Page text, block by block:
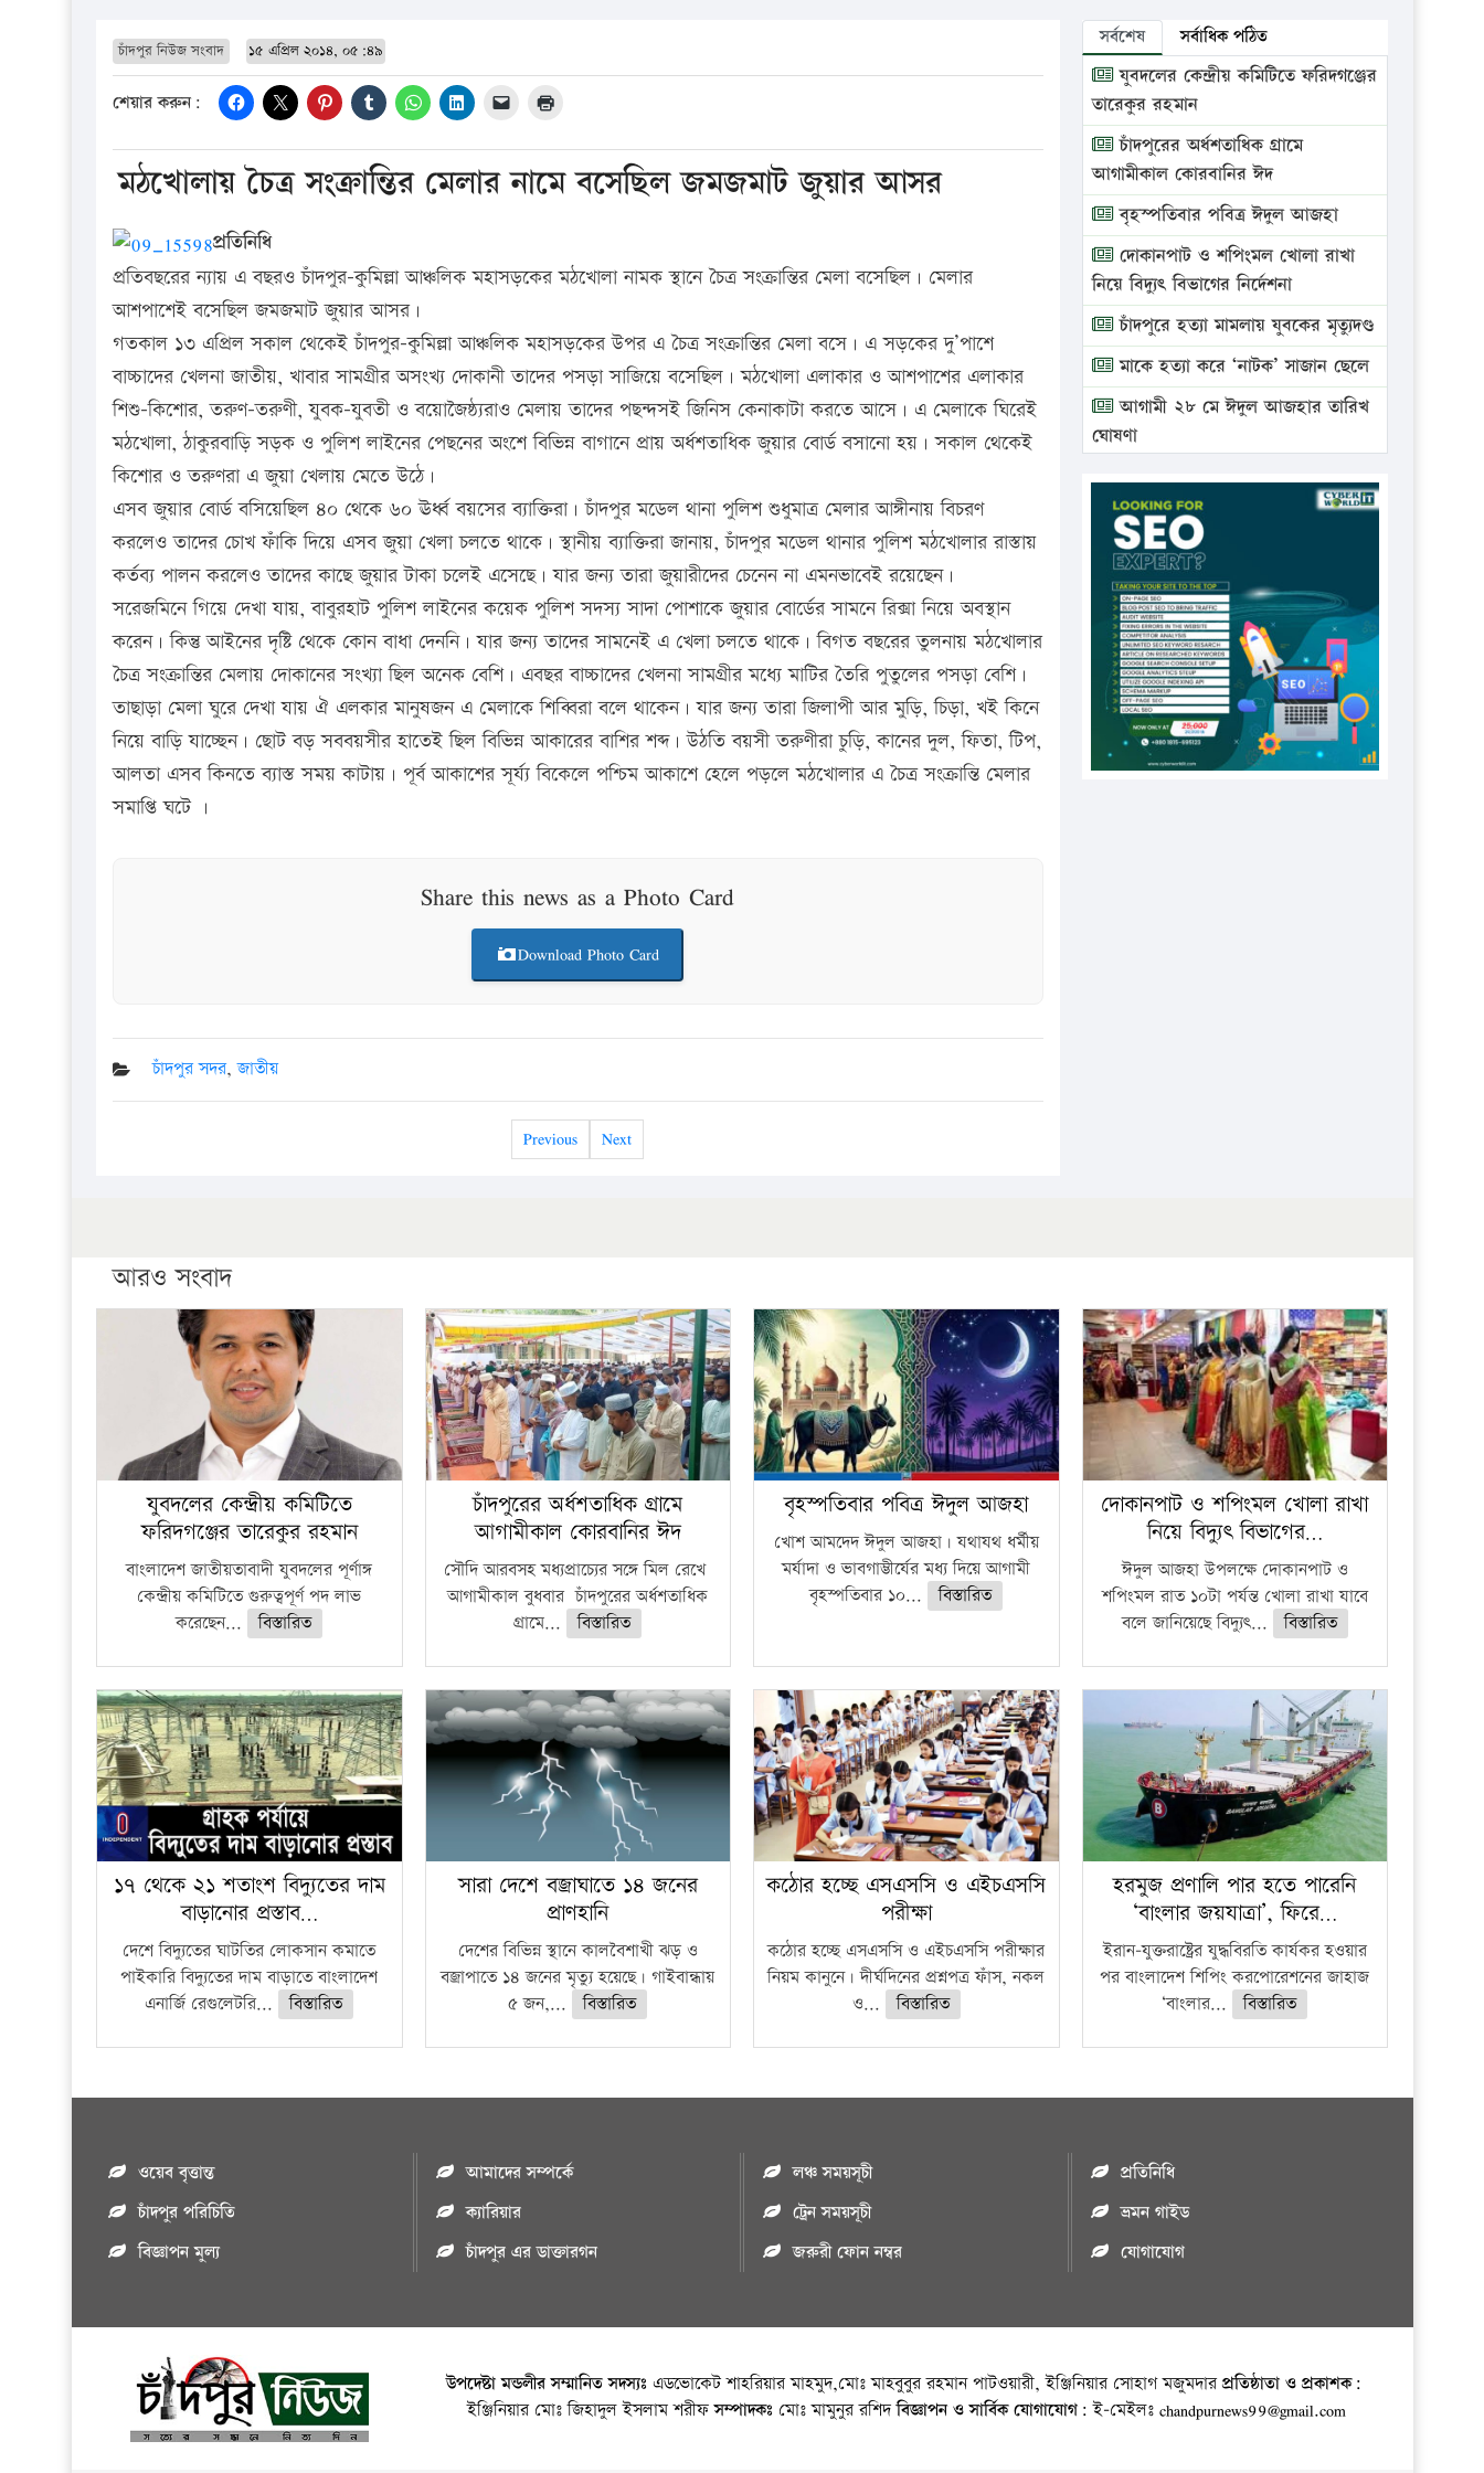
চাঁদপুর নিউজ সংবাদ ১৫ এপ্রিল ২০১৪, ০৫:৪৯
শেয়ার করুন:
মঠখোলায় চৈত্র সংক্রান্তির মেলার নামে বসেছিল জমজমাট জুয়ার আসর
প্রতিনিধি
প্রতিবছরের ন্যায় এ বছরও চাঁদপুর-কুমিল্লা আঞ্চলিক মহাসড়কের মঠখোলা নামক স্থানে চৈত্র সংক্রান্তির মেলা বসেছিল। মেলার
আশপাশেই বসেছিল জমজমাট জুয়ার আসর।
গতকাল ১৩ এপ্রিল সকাল থেকেই চাঁদপুর-কুমিল্লা আঞ্চলিক মহাসড়কের উপর এ চৈত্র সংক্রান্তির মেলা বসে। এ সড়কের দু’পাশে
বাচ্চাদের খেলনা জাতীয়, খাবার সামগ্রীর অসংখ্য দোকানী তাদের পসড়া সাজিয়ে বসেছিল। মঠখোলা এলাকার ও আশপাশের এলাকার
শিশু-কিশোর, তরুণ-তরুণী, যুবক-যুবতী ও বয়োজৈষ্ঠ্যরাও মেলায় তাদের পছন্দসই জিনিস কেনাকাটা করতে আসে। এ মেলাকে ঘিরেই
মঠখোলা, ঠাকুরবাড়ি সড়ক ও পুলিশ লাইনের পেছনের অংশে বিভিন্ন বাগানে প্রায় অর্ধশতাধিক জুয়ার বোর্ড বসানো হয়। সকাল থেকেই
কিশোর ও তরুণরা এ জুয়া খেলায় মেতে উঠে।
এসব জুয়ার বোর্ড বসিয়েছিল ৪০ থেকে ৬০ ঊর্ধ্ব বয়সের ব্যাক্তিরা। চাঁদপুর মডেল থানা পুলিশ শুধুমাত্র মেলার আঙ্গীনায় বিচরণ
করলেও তাদের চোখ ফাঁকি দিয়ে এসব জুয়া খেলা চলতে থাকে। স্থানীয় ব্যাক্তিরা জানায়, চাঁদপুর মডেল থানার পুলিশ মঠখোলার রাস্তায়
কর্তব্য পালন করলেও তাদের কাছে জুয়ার টাকা চলেই এসেছে। যার জন্য তারা জুয়ারীদের চেনেন না এমনভাবেই রয়েছেন।
সরেজমিনে গিয়ে দেখা যায়, বাবুরহাট পুলিশ লাইনের কয়েক পুলিশ সদস্য সাদা পোশাকে জুয়ার বোর্ডের সামনে রিক্সা নিয়ে অবস্থান
করেন। কিন্তু আইনের দৃষ্টি থেকে কোন বাধা দেননি। যার জন্য তাদের সামনেই এ খেলা চলতে থাকে। বিগত বছরের তুলনায় মঠখোলার
চৈত্র সংক্রান্তির মেলায় দোকানের সংখ্যা ছিল অনেক বেশি। এবছর বাচ্চাদের খেলনা সামগ্রীর মধ্যে মাটির তৈরি পুতুলের পসড়া বেশি।
তাছাড়া মেলা ঘুরে দেখা যায় ঐ এলকার মানুষজন এ মেলাকে শিব্বিরা বলে থাকেন। যার জন্য তারা জিলাপী আর মুড়ি, চিড়া, খই কিনে
নিয়ে বাড়ি যাচ্ছেন। ছোট বড় সববয়সীর হাতেই ছিল বিভিন্ন আকারের বাশির শব্দ। উঠতি বয়সী তরুণীরা চুড়ি, কানের দুল, ফিতা, টিপ,
আলতা এসব কিনতে ব্যাস্ত সময় কাটায়। পূর্ব আকাশের সূর্য্য বিকেলে পশ্চিম আকাশে হেলে পড়লে মঠখোলার এ চৈত্র সংক্রান্তি মেলার
সমাপ্তি ঘটে ।
Share this news as a Photo Card
Download Photo Card
চাঁদপুর সদর,জাতীয়
Previous Next
সর্বশেষ সর্বাধিক পঠিত
যুবদলের কেন্দ্রীয় কমিটিতে ফরিদগঞ্জের
তারেকুর রহমান
চাঁদপুরের অর্ধশতাধিক গ্রামে
আগামীকাল কোরবানির ঈদ
বৃহস্পতিবার পবিত্র ঈদুল আজহা
দোকানপাট ও শপিংমল খোলা রাখা
নিয়ে বিদ্যুৎ বিভাগের নির্দেশনা
চাঁদপুরে হত্যা মামলায় যুবকের মৃত্যুদণ্ড
মাকে হত্যা করে ‘নাটক’ সাজান ছেলে
আগামী ২৮ মে ঈদুল আজহার তারিখ
ঘোষণা
ভ্রাম্যমাণ আদালতে দুইটি প্রতিষ্ঠানকে
প্রতিষ্ঠানকে ৪০হাজার টাকা জরিমানা।
এবার লঞ্চের ভাড়া বাড়ল
১৭ থেকে ২১ শতাংশ বিদ্যুতের দাম
বাড়ানোর প্রস্তাব পিডিবির
১৬ মে চাঁদপুর ও ২৫ মে ফেনী সফরে
যাবেন প্রধানমন্ত্রী
উচ্চশিক্ষায় গৌরবময় অর্জন: পূর্ণ
স্কলারশিপে যুক্তরাষ্ট্রে পিএইচডি করছেন
আরও সংবাদ
যুবদলের কেন্দ্রীয় কমিটিতে
ফরিদগঞ্জের তারেকুর রহমান
বাংলাদেশ জাতীয়তাবাদী যুবদলের পূর্ণাঙ্গ
কেন্দ্রীয় কমিটিতে গুরুত্বপূর্ণ পদ লাভ
করেছেন...
বিস্তারিত
চাঁদপুরের অর্ধশতাধিক গ্রামে
আগামীকাল কোরবানির ঈদ
সৌদি আরবসহ মধ্যপ্রাচ্যের সঙ্গে মিল রেখে
আগামীকাল বুধবার চাঁদপুরের অর্ধশতাধিক
গ্রামে...
বিস্তারিত
বৃহস্পতিবার পবিত্র ঈদুল আজহা
খোশ আমদেদ ঈদুল আজহা। যথাযথ ধর্মীয়
মর্যাদা ও ভাবগাম্ভীর্যের মধ্য দিয়ে আগামী
বৃহস্পতিবার ১০...
বিস্তারিত
দোকানপাট ও শপিংমল খোলা রাখা
নিয়ে বিদ্যুৎ বিভাগের…
ঈদুল আজহা উপলক্ষে দোকানপাট ও
শপিংমল রাত ১০টা পর্যন্ত খোলা রাখা যাবে
বলে জানিয়েছে বিদ্যুৎ...
বিস্তারিত
১৭ থেকে ২১ শতাংশ বিদ্যুতের দাম
বাড়ানোর প্রস্তাব…
দেশে বিদ্যুতের ঘাটতির লোকসান কমাতে
পাইকারি বিদ্যুতের দাম বাড়াতে বাংলাদেশ
এনার্জি রেগুলেটরি...
বিস্তারিত
সারা দেশে বজ্রাঘাতে ১৪ জনের
প্রাণহানি
দেশের বিভিন্ন স্থানে কালবৈশাখী ঝড় ও
বজ্রাপাতে ১৪ জনের মৃত্যু হয়েছে। গাইবান্ধায়
৫ জন,...
বিস্তারিত
কঠোর হচ্ছে এসএসসি ও এইচএসসি
পরীক্ষা
কঠোর হচ্ছে এসএসসি ও এইচএসসি পরীক্ষার
নিয়ম কানুনে। দীর্ঘদিনের প্রশ্নপত্র ফাঁস, নকল
ও...
বিস্তারিত
হরমুজ প্রণালি পার হতে পারেনি
‘বাংলার জয়যাত্রা’, ফিরে…
ইরান-যুক্তরাষ্ট্রের যুদ্ধবিরতি কার্যকর হওয়ার
পর বাংলাদেশ শিপিং করপোরেশনের জাহাজ
‘বাংলার...
বিস্তারিত
ওয়েব বৃত্তান্ত
চাঁদপুর পরিচিতি
বিজ্ঞাপন মুল্য
আমাদের সম্পর্কে
ক্যারিয়ার
চাঁদপুর এর ডাক্তারগন
লঞ্চ সময়সূচী
ট্রেন সময়সূচী
জরুরী ফোন নম্বর
প্রতিনিধি
ভ্রমন গাইড
যোগাযোগ
উপদেষ্টা মন্ডলীর সম্মানিত সদস্যঃ এডভোকেট শাহরিয়ার মাহমুদ,মোঃ মাহবুবুর রহমান পাটওয়ারী, ইঞ্জিনিয়ার সোহাগ মজুমদারপ্রতিষ্ঠাতা ও প্রকাশক:
ইঞ্জিনিয়ার মোঃ জিহাদুল ইসলাম শরীফসম্পাদকঃ মোঃ মামুনুর রশিদবিজ্ঞাপন ও সার্বিক যোগাযোগ: ই-মেইলঃ chandpurnews99@gmail.com